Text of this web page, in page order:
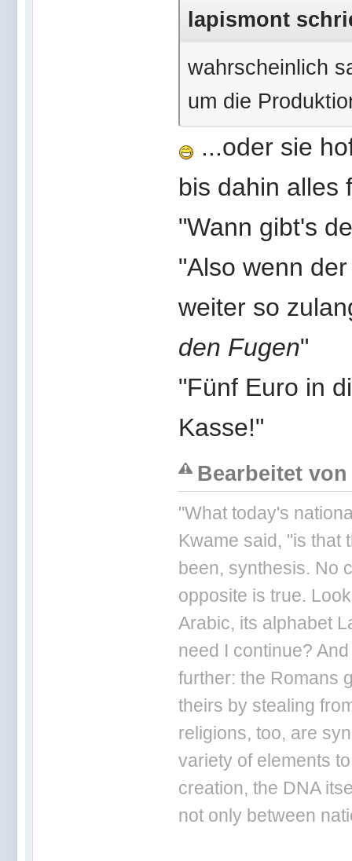
lapismont
wahrscheinlich
um die
...oder sie
bis dahin alles
"Wann gibt's
"Also wenn
weiter so
den Fugen"
"Fünf Euro in
Kasse!"
Bearbeitet von
"What today's
Kwame said, "is that
been, synthesis. No
opposite is true.
Arabic, its alphabet
need I continue?
further: the Romans
theirs by stealing
religions, too, are
variety of elements
creation, the DNA
not only between